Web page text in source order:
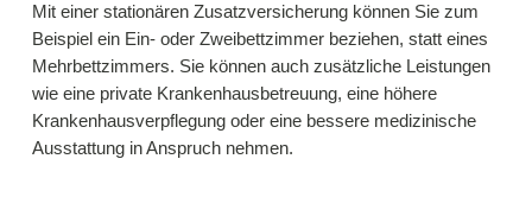
Mit einer stationären Zusatzversicherung können Sie zum
Beispiel ein Ein- oder Zweibettzimmer beziehen, statt eines
Mehrbettzimmers. Sie können auch zusätzliche Leistungen
wie eine private Krankenhausbetreuung, eine höhere
Krankenhausverpflegung oder eine bessere medizinische
Ausstattung in Anspruch nehmen.